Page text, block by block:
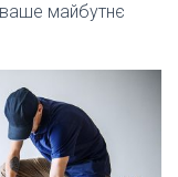
майбутнє